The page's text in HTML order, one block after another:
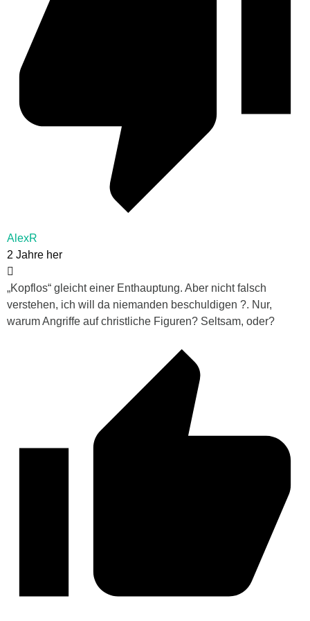
AlexR
2 Jahre her
„Kopflos“ gleicht einer Enthauptung. Aber nicht falsch
verstehen, ich will da niemanden beschuldigen ?. Nur,
warum Angriffe auf christliche Figuren? Seltsam, oder?